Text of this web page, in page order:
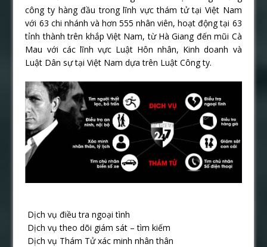
công ty hàng đầu trong lĩnh vực thám tử tại Việt Nam
với 63 chi nhánh và hơn 555 nhân viên, hoạt động tại 63
tỉnh thành trên khắp Việt Nam, từ Hà Giang đến mũi Cà
Mau với các lĩnh vực Luật Hôn nhân, Kinh doanh và
Luật Dân sự tại Việt Nam dựa trên Luật Công ty.
Dịch vụ điều tra ngoại tình
Dịch vụ theo dõi giám sát – tìm kiếm
Dịch vụ Thám Tử xác minh nhân thân